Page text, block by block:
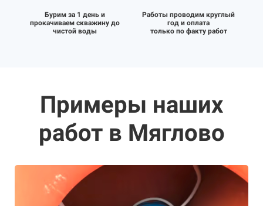
Бурим за 1 день и
прокачиваем скважину до
чистой воды
Работы проводим круглый
год и оплата
только по факту работ
Примеры наших
работ в Мяглово